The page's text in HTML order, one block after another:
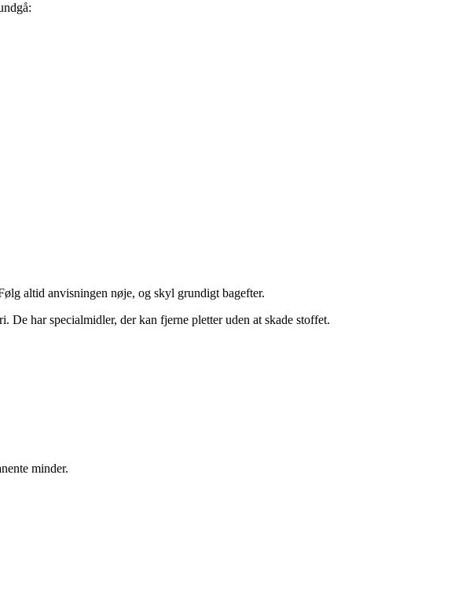
altid anvisningen nøje, og skyl grundigt bagefter.
har specialmidler, der kan fjerne pletter uden at skade stoffet.
minder.